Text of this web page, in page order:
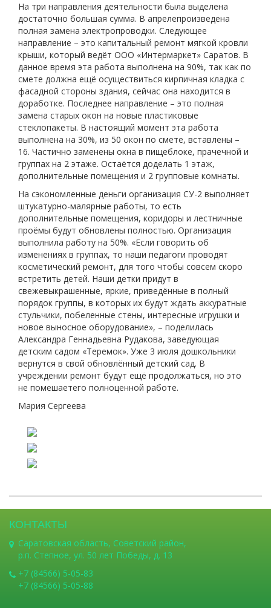
На три направления деятельности была выделена
достаточно большая сумма. В апрелепроизведена
полная замена электропроводки. Следующее
направление – это капитальный ремонт мягкой кровли
крыши, который ведёт ООО «Интермаркет» Саратов. В
данное время эта работа выполнена на 90%, так как по
смете должна ещё осуществиться кирпичная кладка с
фасадной стороны здания, сейчас она находится в
доработке. Последнее направление – это полная
замена старых окон на новые пластиковые
стеклопакеты. В настоящий момент эта работа
выполнена на 30%, из 50 окон по смете, вставлены –
16. Частично заменены окна в пищеблоке, прачечной и
группах на 2 этаже. Остаётся доделать 1 этаж,
дополнительные помещения и 2 групповые комнаты.
На сэкономленные деньги организация СУ-2 выполняет
штукатурно-малярные работы, то есть
дополнительные помещения, коридоры и лестничные
проёмы будут обновлены полностью. Организация
выполнила работу на 50%. «Если говорить об
изменениях в группах, то наши педагоги проводят
косметический ремонт, для того чтобы совсем скоро
встретить детей. Наши детки придут в
свежевыкрашенные, яркие, приведённые в полный
порядок группы, в которых их будут ждать аккуратные
стульчики, побеленные стены, интересные игрушки и
новое выносное оборудование», – поделилась
Александра Геннадьевна Рудакова, заведующая
детским садом «Теремок». Уже 3 июля дошкольники
вернутся в свой обновлённый детский сад. В
учреждении ремонт будут ещё продолжаться, но это
не помешаетего полноценной работе.
Мария Сергеева
КОНТАКТЫ
Саратовская область, Советский район,
р.п. Степное, ул. 50 лет Победы, д. 13
+7 (84566) 5-05-83
+7 (84566) 5-05-88